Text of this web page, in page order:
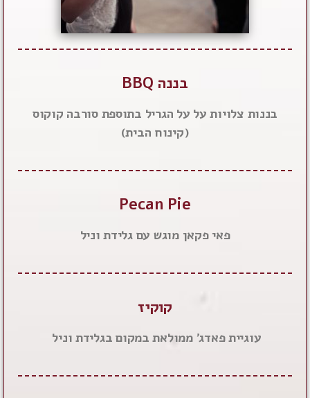
בננה BBQ
בננות צלויות על על הגריל בתוספת סורבה קוקוס
(קינוח הבית)
Pecan Pie
פאי פקאן מוגש עם גלידת וניל
קוקיז
עוגיית פאדג' ממולאת במקום בגלידת וניל